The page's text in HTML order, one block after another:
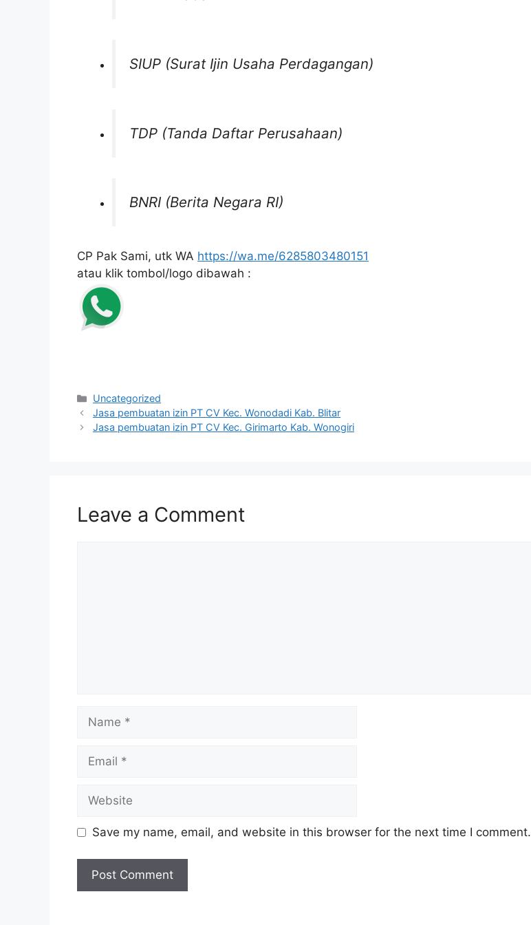
SIUP (Surat Ijin Usaha Perdagangan)
TDP (Tanda Daftar Perusahaan)
BNRI (Berita Negara RI)
CP Pak Sami, utk WA https://wa.me/6285803480151
atau klik tombol/logo dibawah :
Categories
Uncategorized
Jasa pembuatan izin PT CV Kec. Wonodadi Kab. Blitar
Jasa pembuatan izin PT CV Kec. Girimarto Kab. Wonogiri
Leave a Comment
Name
Email
Website
Save my name, email, and website in this browser for the next time I comment.